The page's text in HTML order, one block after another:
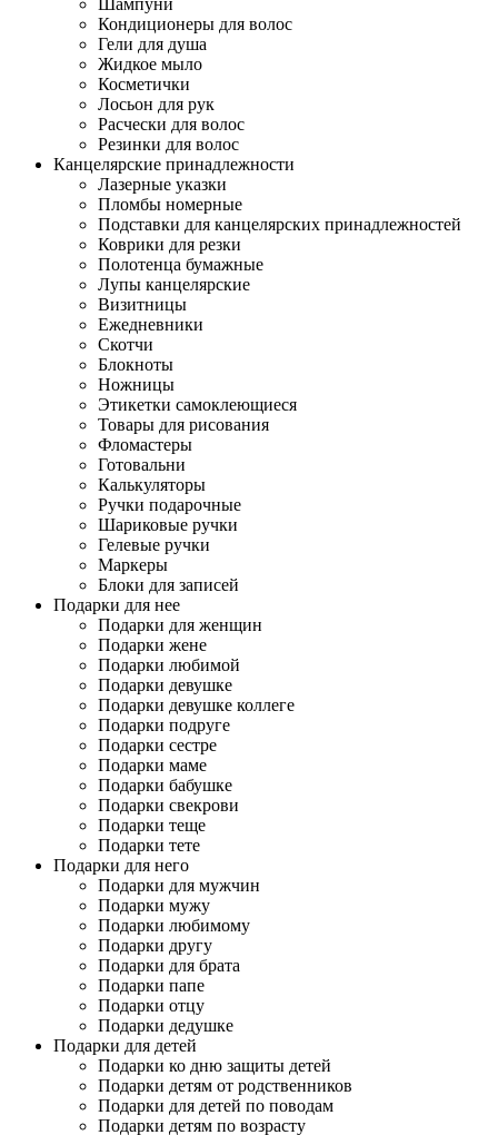
Шампуни
Кондиционеры для волос
Гели для душа
Жидкое мыло
Косметички
Лосьон для рук
Расчески для волос
Резинки для волос
Канцелярские принадлежности
Лазерные указки
Пломбы номерные
Подставки для канцелярских принадлежностей
Коврики для резки
Полотенца бумажные
Лупы канцелярские
Визитницы
Ежедневники
Скотчи
Блокноты
Ножницы
Этикетки самоклеющиеся
Товары для рисования
Фломастеры
Готовальни
Калькуляторы
Ручки подарочные
Шариковые ручки
Гелевые ручки
Маркеры
Блоки для записей
Подарки для нее
Подарки для женщин
Подарки жене
Подарки любимой
Подарки девушке
Подарки девушке коллеге
Подарки подруге
Подарки сестре
Подарки маме
Подарки бабушке
Подарки свекрови
Подарки теще
Подарки тете
Подарки для него
Подарки для мужчин
Подарки мужу
Подарки любимому
Подарки другу
Подарки для брата
Подарки папе
Подарки отцу
Подарки дедушке
Подарки для детей
Подарки ко дню защиты детей
Подарки детям от родственников
Подарки для детей по поводам
Подарки детям по возрасту